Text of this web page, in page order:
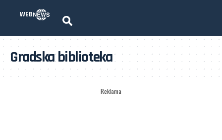
WEB
Gradska biblioteka
Reklama